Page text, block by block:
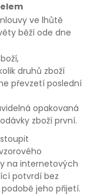
ve lhůtě
běží ode dne
druhů zboží
převzetí poslední
opakovaná
zboží první.
na internetových
potvrdí bez
jeho přijetí.